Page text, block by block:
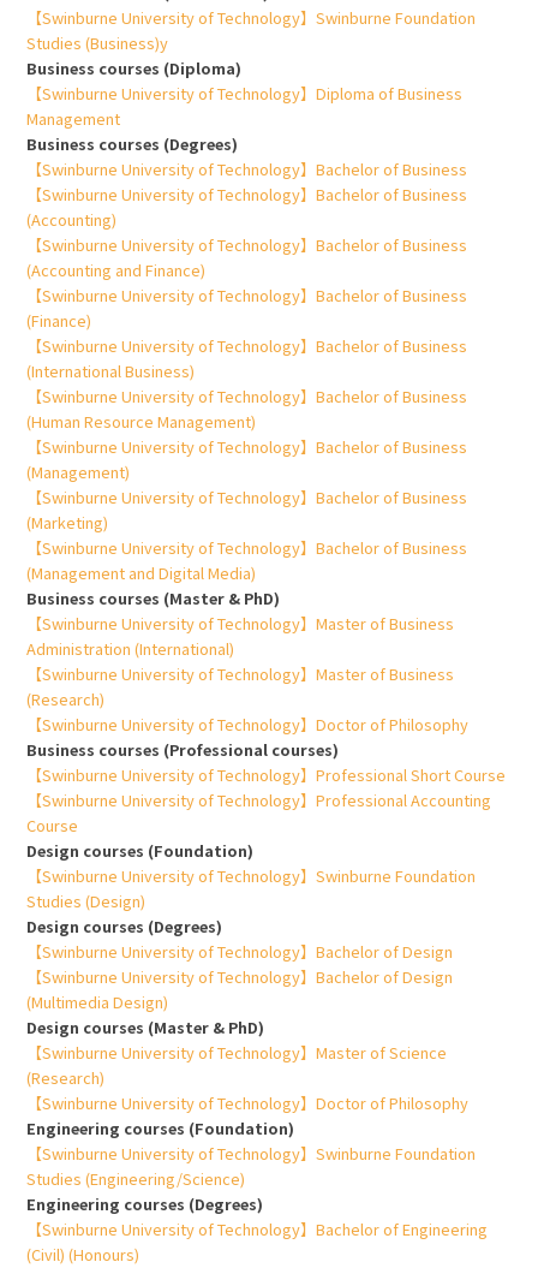
【Swinburne University of Technology】Swinburne Foundation
Studies (Business)y
Business courses (Diploma)
【Swinburne University of Technology】Diploma of Business
Management
Business courses (Degrees)
【Swinburne University of Technology】Bachelor of Business
【Swinburne University of Technology】Bachelor of Business
(Accounting)
【Swinburne University of Technology】Bachelor of Business
(Accounting and Finance)
【Swinburne University of Technology】Bachelor of Business
(Finance)
【Swinburne University of Technology】Bachelor of Business
(International Business)
【Swinburne University of Technology】Bachelor of Business
(Human Resource Management)
【Swinburne University of Technology】Bachelor of Business
(Management)
【Swinburne University of Technology】Bachelor of Business
(Marketing)
【Swinburne University of Technology】Bachelor of Business
(Management and Digital Media)
Business courses (Master & PhD)
【Swinburne University of Technology】Master of Business
Administration (International)
【Swinburne University of Technology】Master of Business
(Research)
【Swinburne University of Technology】Doctor of Philosophy
Business courses (Professional courses)
【Swinburne University of Technology】Professional Short Course
【Swinburne University of Technology】Professional Accounting
Course
Design courses (Foundation)
【Swinburne University of Technology】Swinburne Foundation
Studies (Design)
Design courses (Degrees)
【Swinburne University of Technology】Bachelor of Design
【Swinburne University of Technology】Bachelor of Design
(Multimedia Design)
Design courses (Master & PhD)
【Swinburne University of Technology】Master of Science
(Research)
【Swinburne University of Technology】Doctor of Philosophy
Engineering courses (Foundation)
【Swinburne University of Technology】Swinburne Foundation
Studies (Engineering/Science)
Engineering courses (Degrees)
【Swinburne University of Technology】Bachelor of Engineering
(Civil) (Honours)